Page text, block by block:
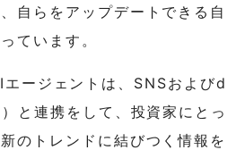
自らをアップデートできる自
ています。
ージェントは、SNSおよびd
と連携をして、投資家にとっ
のトレンドに結びつく情報を